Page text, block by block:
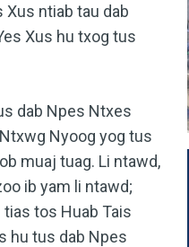
Xus ntiab tau dab
Xus hu txog tus
dab Npes Ntxes
Nyoog yog tus
muaj tuag. Li ntawd,
ib yam li ntawd;
tos Huab Tais
hu tus dab Npes